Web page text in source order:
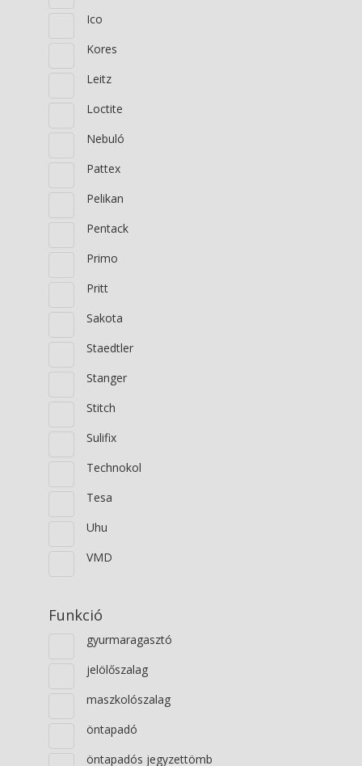
Ico
Kores
Leitz
Loctite
Nebuló
Pattex
Pelikan
Pentack
Primo
Pritt
Sakota
Staedtler
Stanger
Stitch
Sulifix
Technokol
Tesa
Uhu
VMD
Funkció
gyurmaragasztó
jelölőszalag
maszkolószalag
öntapadó
öntapadós jegyzettömb